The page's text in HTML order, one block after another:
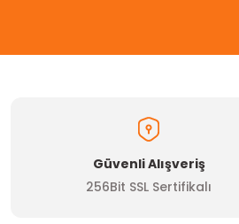
Güvenli Alışveriş
256Bit SSL Sertifikalı